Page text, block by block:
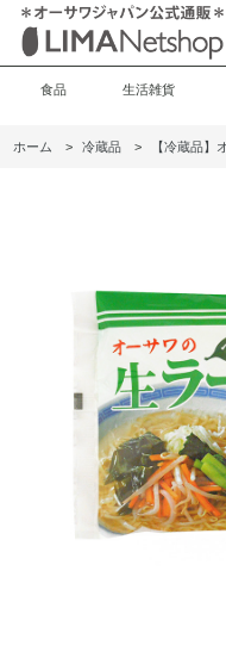
食品 生活雑貨
ホーム > 冷蔵品 > 【冷蔵品】